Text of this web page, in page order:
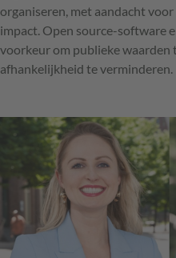
organiseren, met aandacht
impact. Open source-software
voorkeur om publieke waarden
afhankelijkheid te verminderen.